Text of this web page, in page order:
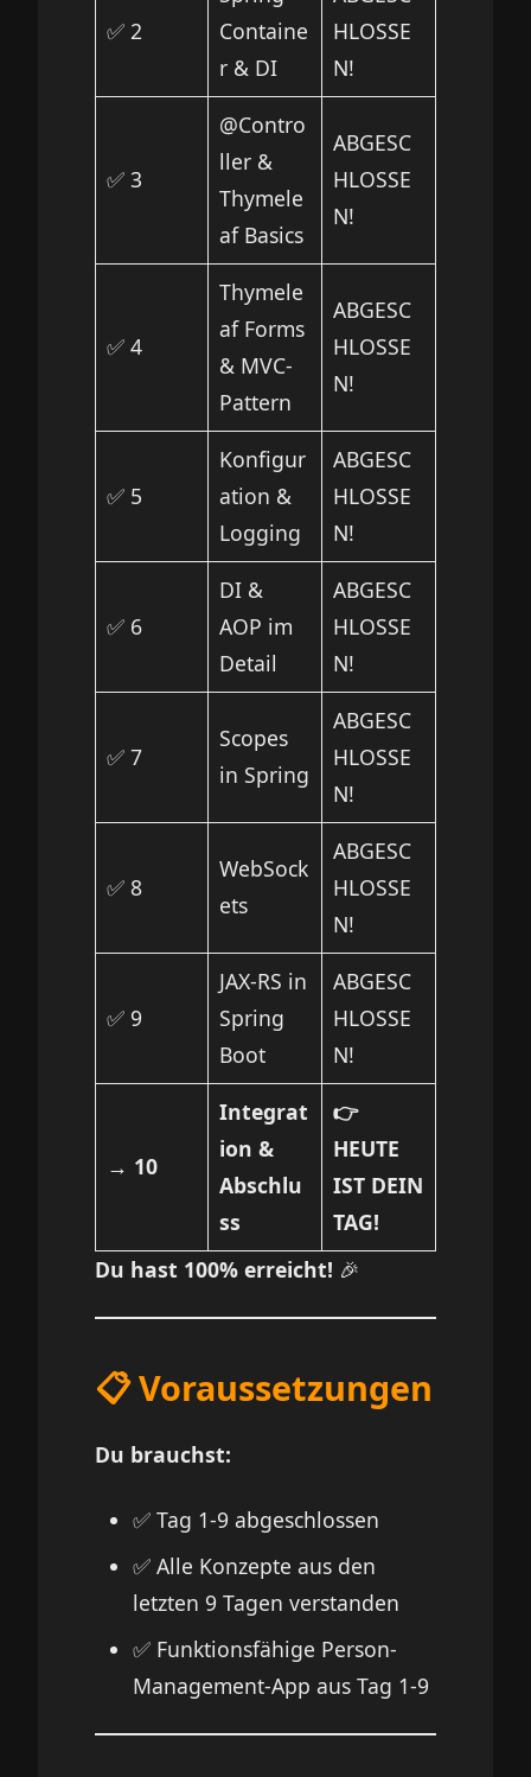
✅ 2
Containe
r & DI
HLOSSE
N!
✅ 3
@Contro
ller &
Thymele
af Basics
ABGESC
HLOSSE
N!
✅ 4
Thymele
af Forms
& MVC-
Pattern
ABGESC
HLOSSE
N!
✅ 5
Konfigur
ation &
Logging
ABGESC
HLOSSE
N!
✅ 6
DI &
AOP im
Detail
ABGESC
HLOSSE
N!
✅ 7
Scopes
in Spring
ABGESC
HLOSSE
N!
✅ 8
WebSock
ets
ABGESC
HLOSSE
N!
✅ 9
JAX-RS in
Spring
Boot
ABGESC
HLOSSE
N!
→ 10
Integrat
ion &
Abschlu
ss
👉
HEUTE
IST DEIN
TAG!
Du hast 100% erreicht! 🎉
📋 Voraussetzungen
Du brauchst:
✅ Tag 1-9 abgeschlossen
✅ Alle Konzepte aus den
letzten 9 Tagen verstanden
✅ Funktionsfähige Person-
Management-App aus Tag 1-9